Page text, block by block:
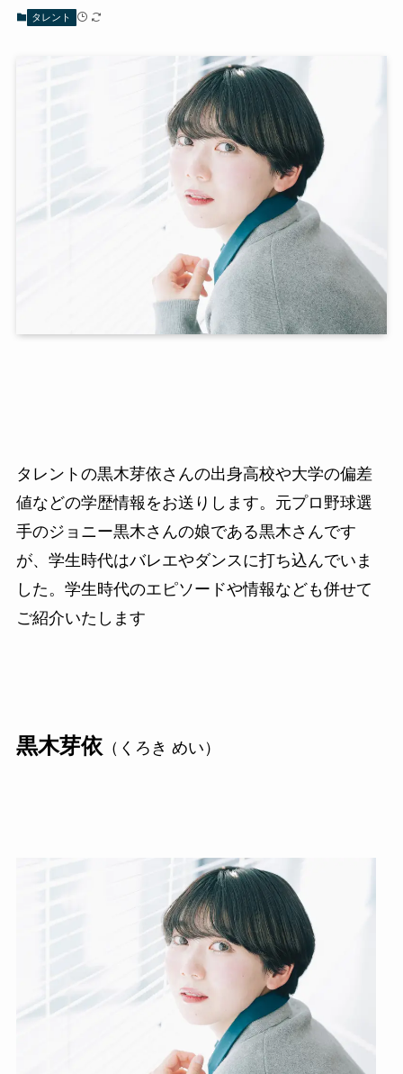
タレント
タレントの黒木芽依さんの出身高校や大学の偏差
値などの学歴情報をお送りします。元プロ野球選
手のジョニー黒木さんの娘である黒木さんです
が、学生時代はバレエやダンスに打ち込んでいま
した。学生時代のエピソードや情報なども併せて
ご紹介いたします
黒木芽依 （くろき めい）